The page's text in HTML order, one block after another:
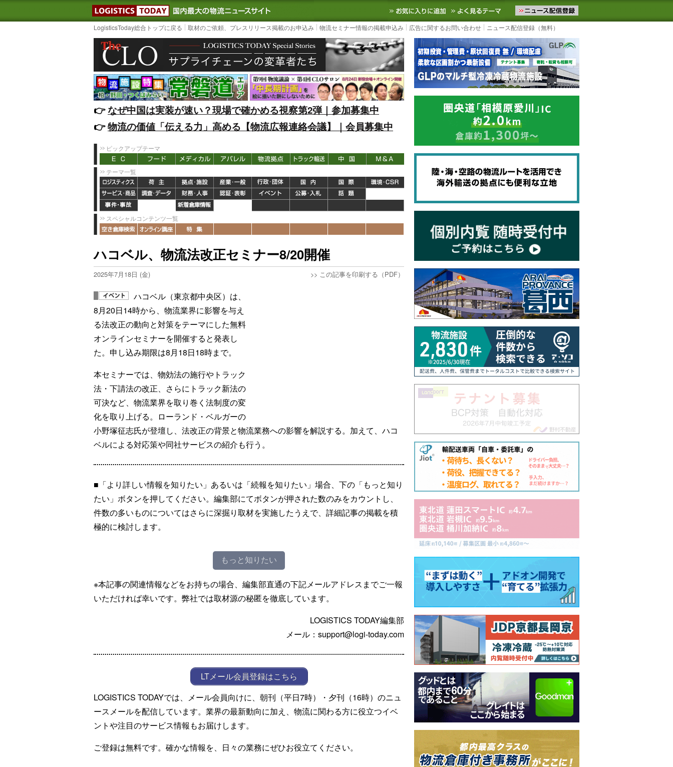
LOGISTICS TODAY｜国内最大の物流ニュースサイト3PL, SCMなど国内外の最新の物流ニュースをお届けします。物流ニュースメール配信を登録す
お気に入りに追加 よく見るテーマ
LogisticsToday総合トップに戻る 取材のご依頼、プレスリリース掲載のお申込み 物流セミナー情報の掲載申込み 広告に関するお問い合わせ ニュース配信登録（無料）
👉️なぜ中国は実装が速い？現場で確かめる視察第2弾｜参加募集中
👉️物流の価値「伝える力」高める【物流広報連絡会議】｜会員募集中
ピックアップテーマ
テーマ一覧
スペシャルコンテンツ一覧
ハコベル、物流法改正セミナー8/20開催
2025年7月18日 (金) >> この記事を印刷する（PDF）
ハコベル（東京都中央区）は、
8月20日14時から、物流業界に影響を与え
る法改正の動向と対策をテーマにした無料
オンラインセミナーを開催すると発表し
た。申し込み期限は8月18日18時まで。
本セミナーでは、物効法の施行やトラック
法・下請法の改正、さらにトラック新法の
可決など、物流業界を取り巻く法制度の変
化を取り上げる。ローランド・ベルガーの
小野塚征志氏が登壇し、法改正の背景と物流業務への影響を解説する。加えて、ハコ
ベルによる対応策や同社サービスの紹介も行う。
■「より詳しい情報を知りたい」あるいは「続報を知りたい」場合、下の「もっと知り
たい」ボタンを押してください。編集部にてボタンが押された数のみをカウントし、
件数の多いものについてはさらに深掘り取材を実施したうえで、詳細記事の掲載を積
極的に検討します。
もっと知りたい
※本記事の関連情報などをお持ちの場合、編集部直通の下記メールアドレスまでご一報
いただければ幸いです。弊社では取材源の秘匿を徹底しています。
LOGISTICS TODAY編集部
メール：support@logi-today.com
LTメール会員登録はこちら
LOGISTICS TODAYでは、メール会員向けに、朝刊（平日7時）・夕刊（16時）のニュ
ースメールを配信しています。業界の最新動向に加え、物流に関わる方に役立つイベ
ントや注目のサービス情報もお届けします。
ご登録は無料です。確かな情報を、日々の業務にぜひお役立てください。